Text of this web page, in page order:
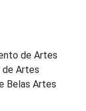
de Artes
Artes
Belas Artes